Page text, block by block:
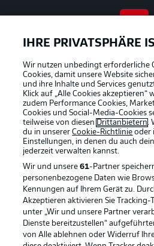
BUNDESLIGA
Offizielle Partner
IHRE PRIVATSPHÄRE
Wir nutzen unbedingt erforderliche
Cookies, damit unsere Website
und ihre Inhalte und Services
Klick auf „Alle Cookies akzeptieren“
zudem Performance Cookies,
Cookies und Social-Media-Cookies
teilweise von diesen Drittanbietern.
du in unsererCookie-Richtlinie oder
Einstellungen, in denen du auch
jederzeit verwalten kannst.
Wir und unsere61-Partner
personenbezogene Daten wie
Kennungen auf Ihrem Gerät zu.
Akzeptieren aktivieren Sie
unter „Wir und unsere Partner
Dienste bereitzustellen“
von Alle ablehnen oder Widerruf